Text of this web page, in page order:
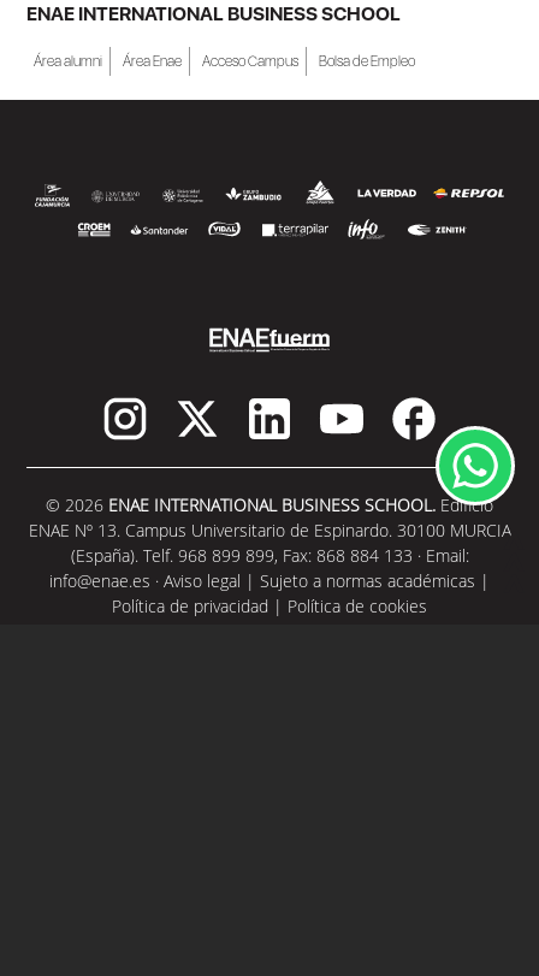
ENAE INTERNATIONAL BUSINESS SCHOOL
Área alumni Área Enae Acceso Campus Bolsa de Empleo
© 2026 ENAE INTERNATIONAL BUSINESS SCHOOL. Edificio
ENAE Nº 13. Campus Universitario de Espinardo. 30100 MURCIA
(España). Telf. 968 899 899, Fax: 868 884 133 · Email:
info@enae.es · Aviso legal | Sujeto a normas académicas |
Política de privacidad | Política de cookies